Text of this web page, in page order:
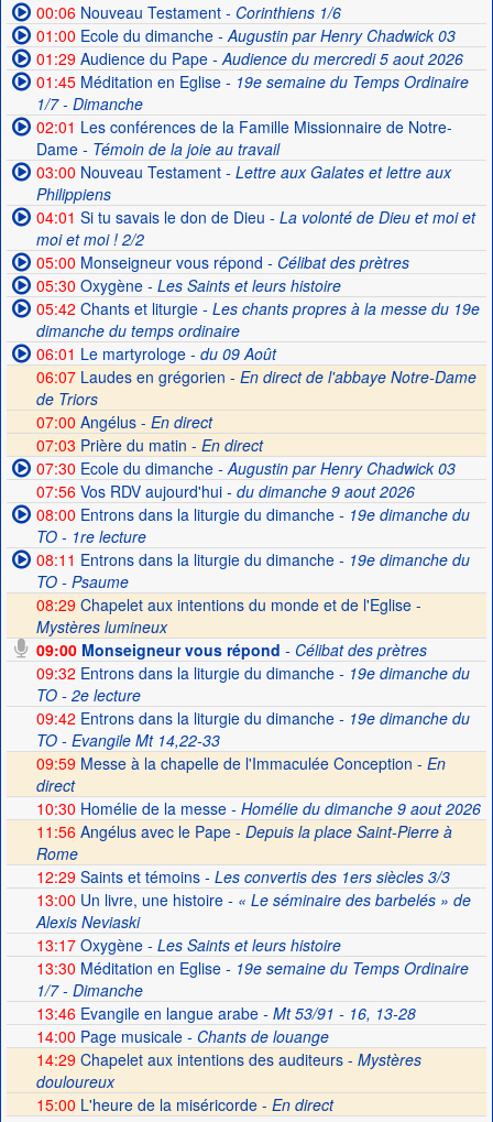
00:06Nouveau Testament- Corinthiens 1/6
01:00 Ecole du dimanche- Augustin par Henry Chadwick 03
01:29Audience du Pape- Audience du mercredi 5 aout 2026
01:45Méditation en Eglise- 19e semaine du Temps Ordinaire
1/7 - Dimanche
02:01 Les conférences de la Famille Missionnaire de Notre-
Dame- Témoin de la joie au travail
03:00 Nouveau Testament- Lettre aux Galates et lettre aux
Philippiens
04:01 Si tu savais le don de Dieu - La volonté de Dieu et moi et
moi et moi ! 2/2
05:00 Monseigneur vous répond - Célibat des prètres
05:30 Oxygène- Les Saints et leurs histoire
05:42 Chants et liturgie- Les chants propres à la messe du 19e
dimanche du temps ordinaire
06:01 Le martyrologe- du 09 Août
06:07Laudes en grégorien - En direct de l'abbaye Notre-Dame
de Triors
07:00 Angélus - En direct
07:03 Prière du matin - En direct
07:30 Ecole du dimanche- Augustin par Henry Chadwick 03
07:56Vos RDV aujourd'hui- du dimanche 9 aout 2026
08:00 Entrons dans la liturgie du dimanche- 19e dimanche du
TO - 1re lecture
08:11 Entrons dans la liturgie du dimanche- 19e dimanche du
TO - Psaume
08:29 Chapelet aux intentions du monde et de l'Eglise -
Mystères lumineux
09:00Monseigneur vous répond - Célibat des prètres
09:32 Entrons dans la liturgie du dimanche- 19e dimanche du
TO - 2e lecture
09:42 Entrons dans la liturgie du dimanche- 19e dimanche du
TO - Evangile Mt 14,22-33
09:59 Messe à la chapelle de l'Immaculée Conception - En
direct
10:30 Homélie de la messe- Homélie du dimanche 9 aout 2026
11:56 Angélus avec le Pape - Depuis la place Saint-Pierre à
Rome
12:29Saints et témoins- Les convertis des 1ers siècles 3/3
13:00 Un livre, une histoire- « Le séminaire des barbelés » de
Alexis Neviaski
13:17Oxygène- Les Saints et leurs histoire
13:30 Méditation en Eglise- 19e semaine du Temps Ordinaire
1/7 - Dimanche
13:46Evangile en langue arabe- Mt 53/91 - 16, 13-28
14:00 Page musicale- Chants de louange
14:29 Chapelet aux intentions des auditeurs - Mystères
douloureux
15:00 L'heure de la miséricorde - En direct